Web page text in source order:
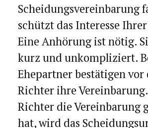
Scheidungsvereinbarung
schützt das Interesse
Eine Anhörung ist nötig.
kurz und unkompliziert.
Ehepartner bestätigen vor
Richter ihre
Richter die Vereinbarung
hat, wird das